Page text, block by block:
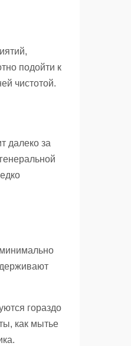
подойти к
чистотой.
далеко за
гораздо
как мытье